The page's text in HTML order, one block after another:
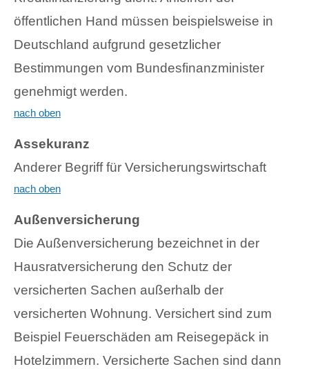
öffentlichen Hand müssen beispielsweise in
Deutschland aufgrund gesetzlicher
Bestimmungen vom Bundesfinanzminister
genehmigt werden.
nach oben
Assekuranz
Anderer Begriff für Versicherungswirtschaft
nach oben
Außenversicherung
Die Außenversicherung bezeichnet in der
Hausratversicherung den Schutz der
versicherten Sachen außerhalb der
versicherten Wohnung. Versichert sind zum
Beispiel Feuerschäden am Reisegepäck in
Hotelzimmern. Versicherte Sachen sind dann